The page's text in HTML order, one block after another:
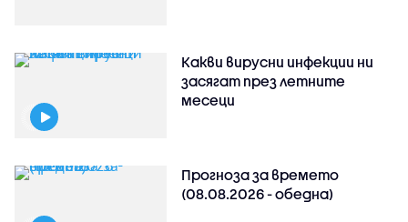
Какви вирусни инфекции ни
засягат през летните
месеци
Прогноза за времето
(08.08.2026 - обедна)